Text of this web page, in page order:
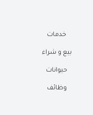
خدمات
بيع و شراء
حيوانات
وظائف